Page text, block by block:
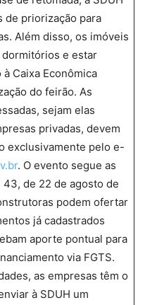
priorização para
Além disso, os imóveis
e estar
Caixa Econômica
do feirão. As
sejam elas
privadas, devem
exclusivamente pelo e-
. O evento segue as
43, de 22 de agosto de
podem ofertar
já cadastrados
aporte pontual para
via FGTS.
as empresas têm o
à SDUH um